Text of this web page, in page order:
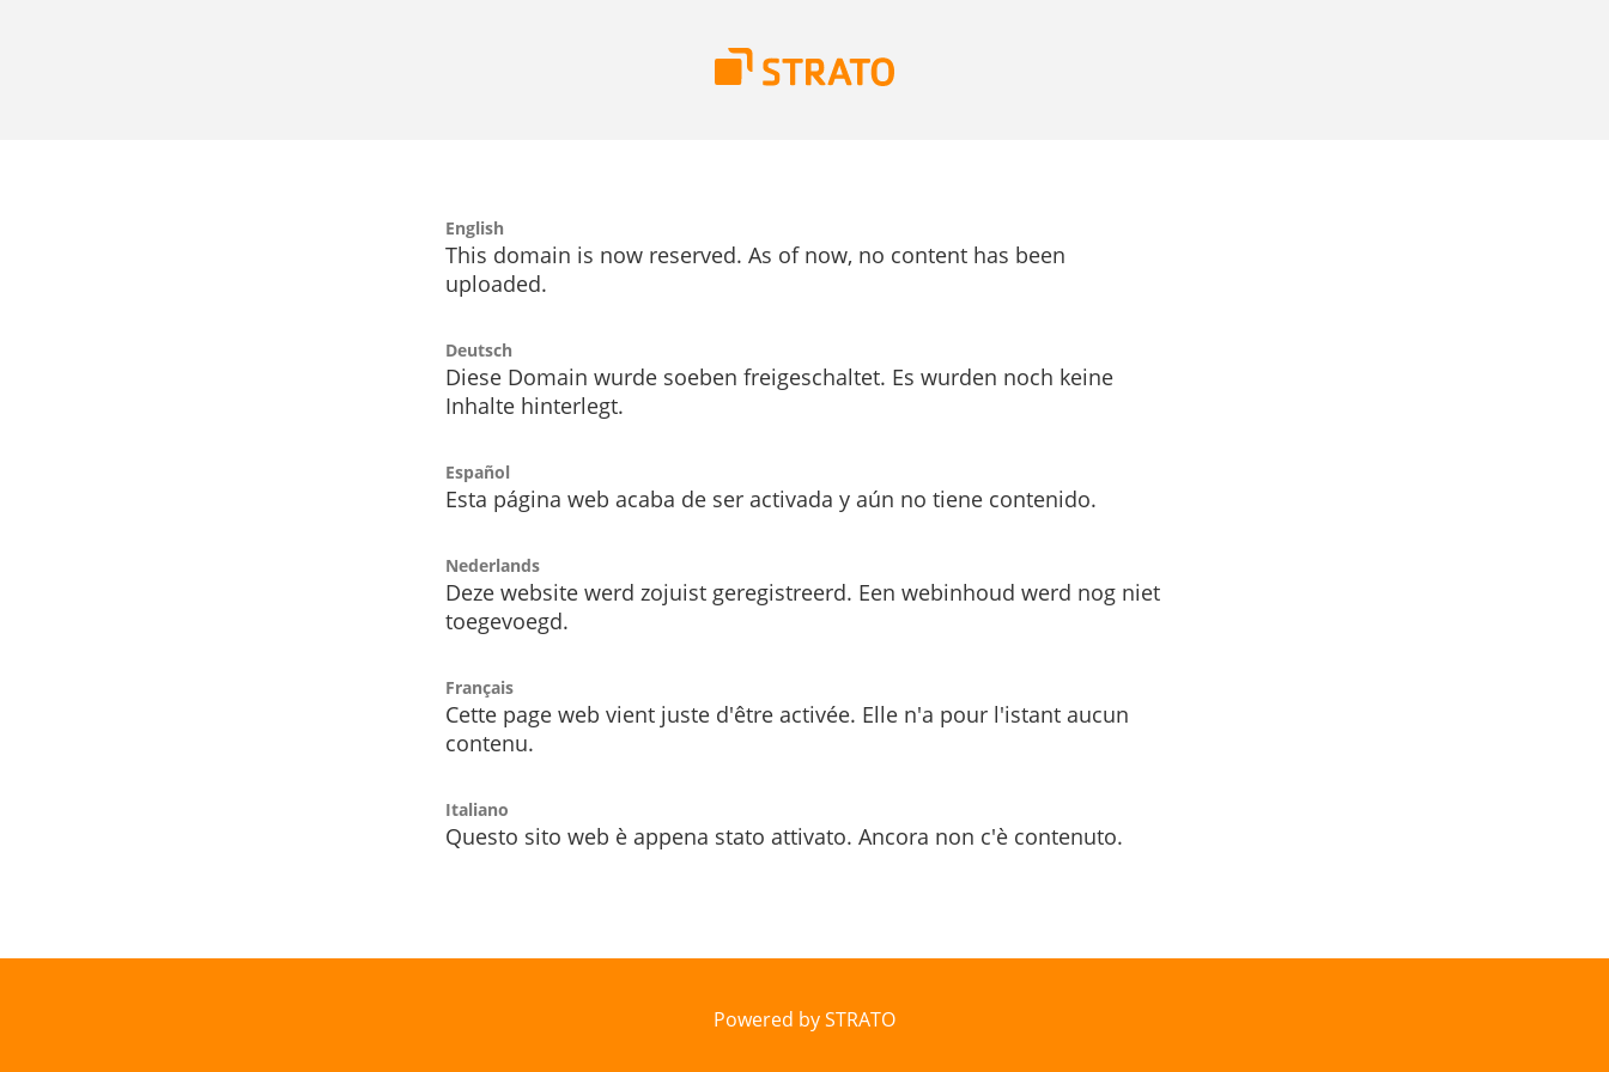
English
This domain is now reserved. As of now, no content has been
uploaded.
Deutsch
Diese Domain wurde soeben freigeschaltet. Es wurden noch keine
Inhalte hinterlegt.
Español
Esta página web acaba de ser activada y aún no tiene contenido.
Nederlands
Deze website werd zojuist geregistreerd. Een webinhoud werd nog niet
toegevoegd.
Français
Cette page web vient juste d'être activée. Elle n'a pour l'istant aucun
contenu.
Italiano
Questo sito web è appena stato attivato. Ancora non c'è contenuto.
Powered by STRATO